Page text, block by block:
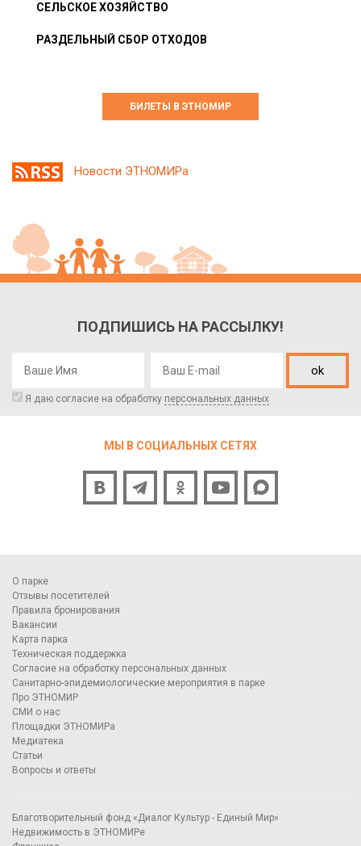
СЕЛЬСКОЕ ХОЗЯЙСТВО
РАЗДЕЛЬНЫЙ СБОР ОТХОДОВ
БИЛЕТЫ В ЭТНОМИР
Новости ЭТНОМИРа
ПОДПИШИСЬ НА РАССЫЛКУ!
ok
Я даю согласие на обработку персональных данных
МЫ В СОЦИАЛЬНЫХ СЕТЯХ
О парке
Отзывы посетителей
Правила бронирования
Вакансии
Карта парка
Техническая поддержка
Согласие на обработку персональных данных
Санитарно-эпидемиологические мероприятия в парке
Про ЭТНОМИР
СМИ о нас
Площадки ЭТНОМИРа
Медиатека
Статьи
Вопросы и ответы
Благотворительный фонд «Диалог Культур - Единый Мир»
Недвижимость в ЭТНОМИРе